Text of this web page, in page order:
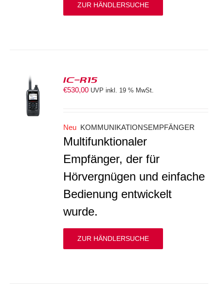
ZUR HÄNDLERSUCHE
IC-R15
€530,00 UVP inkl. 19 % MwSt.
Neu KOMMUNIKATIONSEMPFÄNGER
Multifunktionaler
Empfänger, der für
Hörvergnügen und einfache
Bedienung entwickelt
wurde.
ZUR HÄNDLERSUCHE